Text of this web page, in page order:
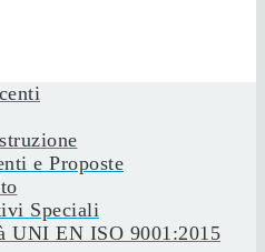
e Proposte
Speciali
UNI EN ISO 9001:2015